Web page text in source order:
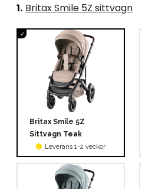
1. Britax Smile 5Z sittvagn
Britax Smile 5Z
Sittvagn Teak
Leverans 1-2 veckor